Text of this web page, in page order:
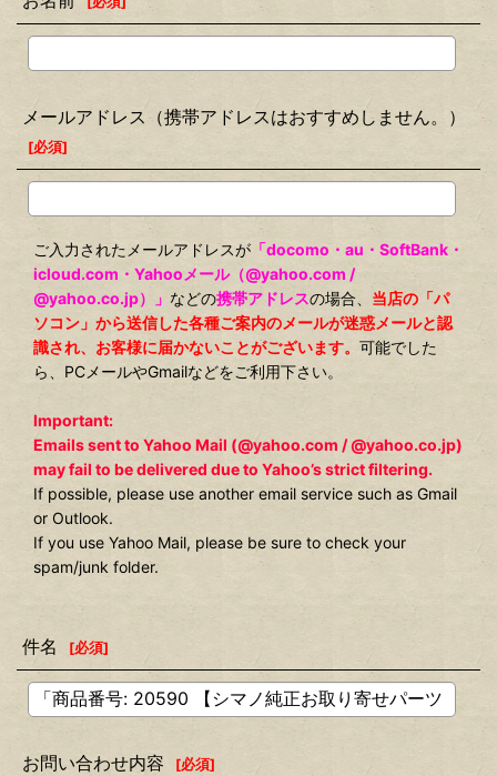
メールアドレス（携帯アドレスはおすすめしません。）
[必須]
ご入力されたメールアドレスが 「docomo・au・SoftBank・
icloud.com・Yahooメール（@yahoo.com /
@yahoo.co.jp）」 などの携帯アドレスの場合、 当店の「パ
ソコン」から送信した各種ご案内のメールが迷惑メールと認
識され、お客様に届かないことがございます。 可能でした
ら、PCメールやGmailなどをご利用下さい。
Important:
Emails sent to Yahoo Mail (@yahoo.com / @yahoo.co.jp)
may fail to be delivered due to Yahoo’s strict filtering.
If possible, please use another email service such as Gmail
or Outlook.
If you use Yahoo Mail, please be sure to check your
spam/junk folder.
件名 [必須]
お問い合わせ内容 [必須]